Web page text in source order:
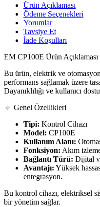
Ürün Açıklaması
Ödeme Seçenekleri
Yorumlar
Tavsiye Et
İade Koşulları
EM CP100E Ürün Açıklaması
Bu ürün, elektrik ve
performans sağlamak üzere
Dayanıklılığı ve kullanıcı
🔹 Genel Özellikleri
Tipi: Kontrol Cihazı
Model: CP100E
Kullanım Alanı:
Fonksiyon: Akım
Bağlantı Türü: Dijital
Avantajı: Yüksek
entegrasyon.
Bu kontrol cihazı, elektriksel
bir yönetim sağlar.